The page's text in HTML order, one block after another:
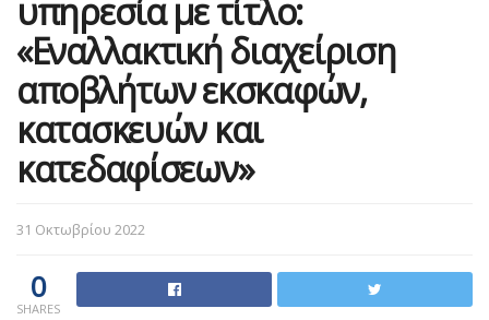
υπηρεσία με τίτλο:
«Εναλλακτική διαχείριση
αποβλήτων εκσκαφών,
κατασκευών και
κατεδαφίσεων»
31 Οκτωβρίου 2022
0
SHARES